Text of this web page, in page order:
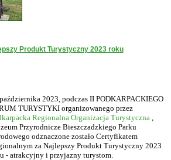
Produkt Turystyczny 2023 roku
2023, podczas II PODKARPACKIEGO
FORUM TURYSTYKI organizowanego przez
Regionalna Organizacja Turystyczna ,
Przyrodnicze Bieszczadzkiego Parku
odznaczone zostało Certyfikatem
za Najlepszy Produkt Turystyczny 2023
- atrakcyjny i przyjazny turystom.